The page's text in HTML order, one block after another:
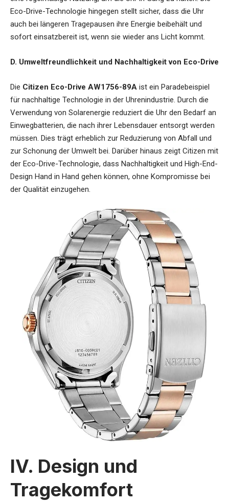
Eco-Drive-Technologie hingegen stellt sicher, dass die Uhr
auch bei längeren Tragepausen ihre Energie beibehält und
sofort einsatzbereit ist, wenn sie wieder ans Licht kommt.
D. Umweltfreundlichkeit und Nachhaltigkeit von Eco-Drive
Die Citizen Eco-Drive AW1756-89A ist ein Paradebeispiel
für nachhaltige Technologie in der Uhrenindustrie. Durch die
Verwendung von Solarenergie reduziert die Uhr den Bedarf an
Einwegbatterien, die nach ihrer Lebensdauer entsorgt werden
müssen. Dies trägt erheblich zur Reduzierung von Abfall und
zur Schonung der Umwelt bei. Darüber hinaus zeigt Citizen mit
der Eco-Drive-Technologie, dass Nachhaltigkeit und High-End-
Design Hand in Hand gehen können, ohne Kompromisse bei
der Qualität einzugehen.
IV. Design und
Tragekomfort